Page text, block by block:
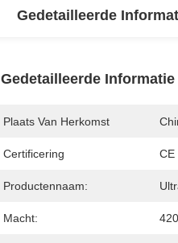
Gedetailleerde
Gedetailleerde Informatie
Plaats Van Herkomst
Certificering CE
Productennaam:
Macht: